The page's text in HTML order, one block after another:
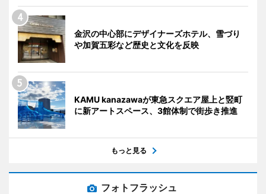
金沢の中心部にデザイナーズホテル、雪づり
や加賀五彩など歴史と文化を反映
KAMU kanazawaが東急スクエア屋上と竪町
に新アートスペース、3館体制で街歩き推進
もっと見る
フォトフラッシュ